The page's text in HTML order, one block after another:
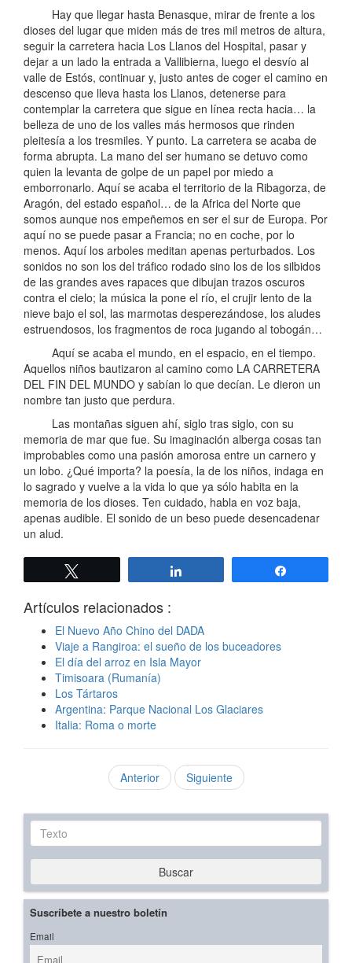
Hay que llegar hasta Benasque, mirar de frente a los
dioses del lugar que miden más de tres mil metros de altura,
seguir la carretera hacia Los Llanos del Hospital, pasar y
dejar a un lado la entrada a Vallibierna, luego el desvío al
valle de Estós, continuar y, justo antes de coger el camino en
descenso que lleva hasta los Llanos, detenerse para
contemplar la carretera que sigue en línea recta hacia… la
belleza de uno de los valles más hermosos que rinden
pleitesía a los tresmiles. Y punto. La carretera se acaba de
forma abrupta. La mano del ser humano se detuvo como
quien la levanta de golpe de un papel por miedo a
emborronarlo. Aquí se acaba el territorio de la Ribagorza, de
Aragón, del estado español… de la Africa del Norte que
somos aunque nos empeñemos en ser el sur de Europa. Por
aquí no se puede pasar a Francia; no en coche, por lo
menos. Aquí los arboles meditan apenas perturbados. Los
sonidos no son los del tráfico rodado sino los de los silbidos
de las grandes aves rapaces que dibujan trazos oscuros
contra el cielo; la música la pone el río, el crujir lento de la
nieve bajo el sol, las marmotas desperezándose, los aludes
estruendosos, los fragmentos de roca jugando al tobogán…
Aquí se acaba el mundo, en el espacio, en el tiempo.
Aquellos niños bautizaron al camino como LA CARRETERA
DEL FIN DEL MUNDO y sabían lo que decían. Le dieron un
nombre tan justo que perdura.
Las montañas siguen ahí, siglo tras siglo, con su
memoria de mar que fue. Su imaginación alberga cosas tan
improbables como una pasión amorosa entre un carnero y
un lobo. ¿Qué importa? la poesía, la de los niños, indaga en
lo sagrado y vuelve a la vida lo que ya sólo habita en la
memoria de los dioses. Ten cuidado, habla en voz baja,
apenas audible. El sonido de un beso puede desencadenar
un alud.
Artículos relacionados :
El Nuevo Año Chino del DADA
Viaje a Rangiroa: el sueño de los buceadores
El día del arroz en Isla Mayor
Timisoara (Rumanía)
Los Tártaros
Argentina: Parque Nacional Los Glaciares
Italia: Roma o morte
Anterior Siguiente
Texto
Buscar
Suscríbete a nuestro boletín
Email